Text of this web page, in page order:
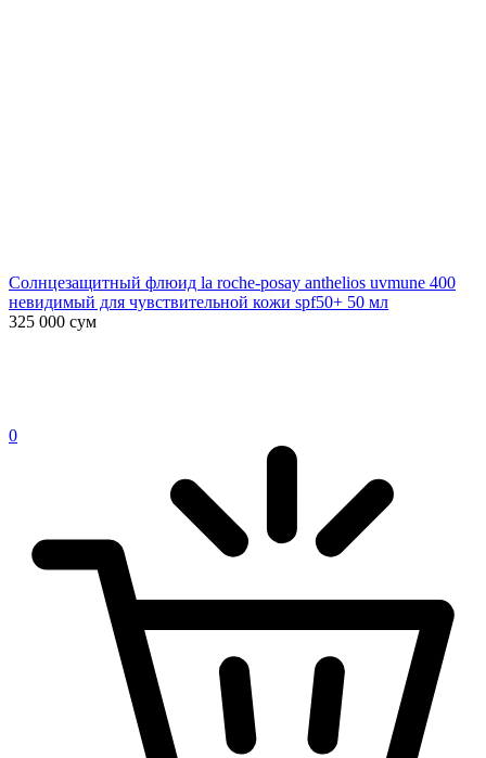
Солнцезащитный флюид la roche-posay anthelios uvmune 400
невидимый для чувствительной кожи spf50+ 50 мл
325 000 сум
0